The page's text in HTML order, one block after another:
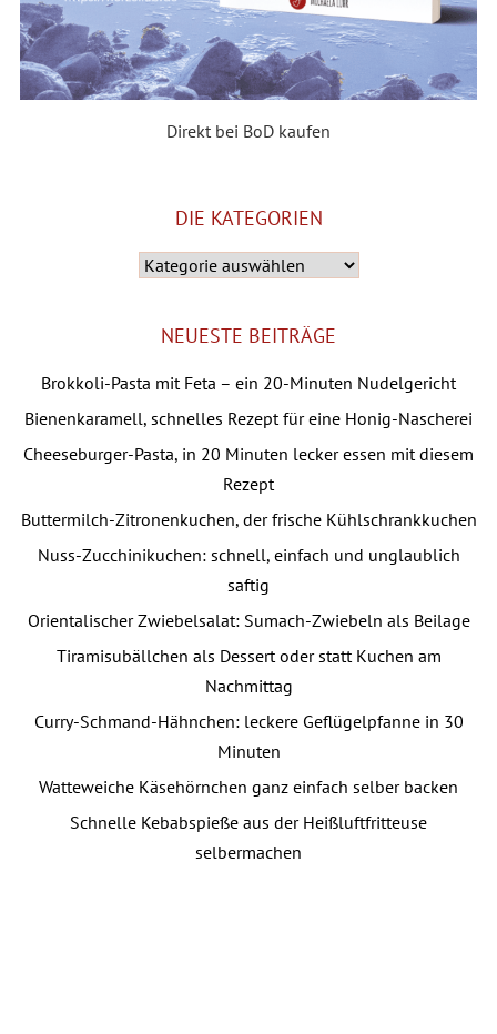
Direkt bei BoD kaufen
DIE KATEGORIEN
NEUESTE BEITRÄGE
Brokkoli-Pasta mit Feta – ein 20-Minuten Nudelgericht
Bienenkaramell, schnelles Rezept für eine Honig-Nascherei
Cheeseburger-Pasta, in 20 Minuten lecker essen mit diesem
Rezept
Buttermilch-Zitronenkuchen, der frische Kühlschrankkuchen
Nuss-Zucchinikuchen: schnell, einfach und unglaublich
saftig
Orientalischer Zwiebelsalat: Sumach-Zwiebeln als Beilage
Tiramisubällchen als Dessert oder statt Kuchen am
Nachmittag
Curry-Schmand-Hähnchen: leckere Geflügelpfanne in 30
Minuten
Watteweiche Käsehörnchen ganz einfach selber backen
Schnelle Kebabspieße aus der Heißluftfritteuse
selbermachen